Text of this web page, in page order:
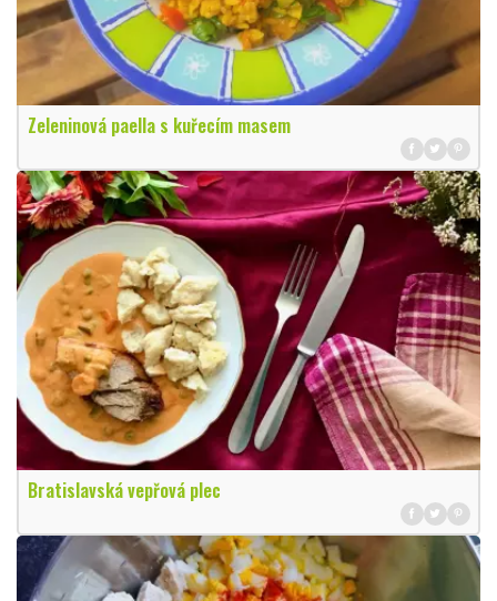
Zeleninová paella s kuřecím masem
Bratislavská vepřová plec